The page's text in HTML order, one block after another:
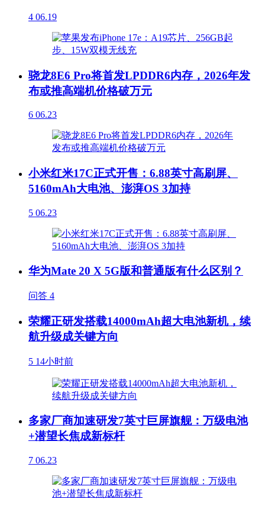
4 06.19
骁龙8E6 Pro将首发LPDDR6内存，2026年发
布或推高端机价格破万元
6 06.23
小米红米17C正式开售：6.88英寸高刷屏、
5160mAh大电池、澎湃OS 3加持
5 06.23
华为Mate 20 X 5G版和普通版有什么区别？
问答 4
荣耀正研发搭载14000mAh超大电池新机，续
航升级成关键方向
5 14小时前
多家厂商加速研发7英寸巨屏旗舰：万级电池
+潜望长焦成新标杆
7 06.23